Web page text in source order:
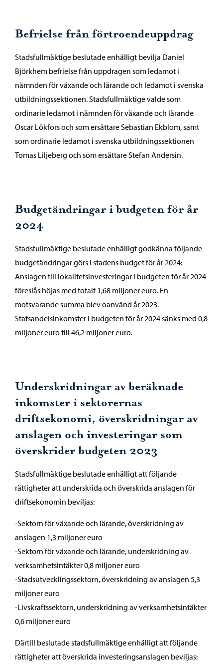
Befrielse från förtroendeuppdrag
Stadsfullmäktige beslutade enhälligt bevilja Daniel
Björkhem befrielse från uppdragen som ledamot i
nämnden för växande och lärande och ledamot i svenska
utbildningssektionen. Stadsfullmäktige valde som
ordinarie ledamot i nämnden för växande och lärande
Oscar Lökfors och som ersättare Sebastian Ekblom, samt
som ordinarie ledamot i svenska utbildningssektionen
Tomas Liljeberg och som ersättare Stefan Andersin.
Budgetändringar i budgeten för år
2024
Stadsfullmäktige beslutade enhälligt godkänna följande
budgetändringar görs i stadens budget för år 2024:
Anslagen till lokalitetsinvesteringar i budgeten för år 2024
föreslås höjas med totalt 1,68 miljoner euro. En
motsvarande summa blev oanvänd år 2023.
Statsandelsinkomster i budgeten för år 2024 sänks med 0,8
miljoner euro till 46,2 miljoner euro.
Underskridningar av beräknade
inkomster i sektorernas
driftsekonomi, överskridningar av
anslagen och investeringar som
överskrider budgeten 2023
Stadsfullmäktige beslutade enhälligt att följande
rättigheter att underskrida och överskrida anslagen för
driftsekonomin beviljas:
-Sektorn för växande och lärande, överskridning av
anslagen 1,3 miljoner euro
-Sektorn för växande och lärande, underskridning av
verksamhetsintäkter 0,8 miljoner euro
-Stadsutvecklingssektorn, överskridning av anslagen 5,3
miljoner euro
-Livskraftssektorn, underskridning av verksamhetsintäkter
0,6 miljoner euro
Därtill beslutade stadsfullmäktige enhälligt att följande
rättigheter att överskrida investeringsanslagen beviljas: